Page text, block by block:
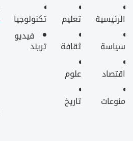
الرئيسية
سياسة
اقتصاد
منوعات
تعليم
ثقافة
علوم
تاريخ
تكنولوجيا
فيديو
تريند